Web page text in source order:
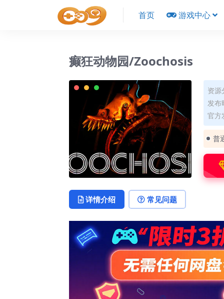
首页 游戏中心
癫狂动物园/Zoochosis
资
发布
官方
普
详情介绍 常见问题